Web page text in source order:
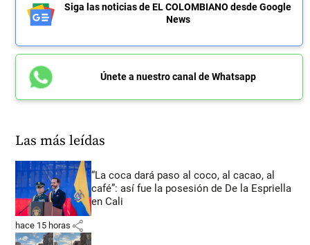
Siga las noticias de EL COLOMBIANO desde Google
News
Únete a nuestro canal de Whatsapp
Las más leídas
“La coca dará paso al coco, al cacao, al
café”: así fue la posesión de De la Espriella
en Cali
hace 15 horas share